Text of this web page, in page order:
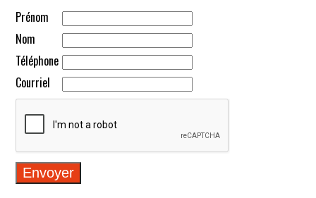
Prénom
Nom
Téléphone
Courriel